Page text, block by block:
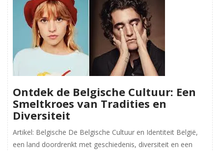
Ontdek de Belgische Cultuur: Een
Smeltkroes van Tradities en
Diversiteit
Artikel: Belgische De Belgische Cultuur en Identiteit België,
een land doordrenkt met geschiedenis, diversiteit en een